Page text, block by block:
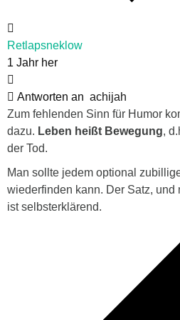
Retlapsneklow
1 Jahr her
Antworten an achijah
Zum fehlenden Sinn für Humor
dazu. Leben heißt Bewegung,
der Tod.
Man sollte jedem optional
wiederfinden kann. Der Satz, und
ist selbsterklärend.